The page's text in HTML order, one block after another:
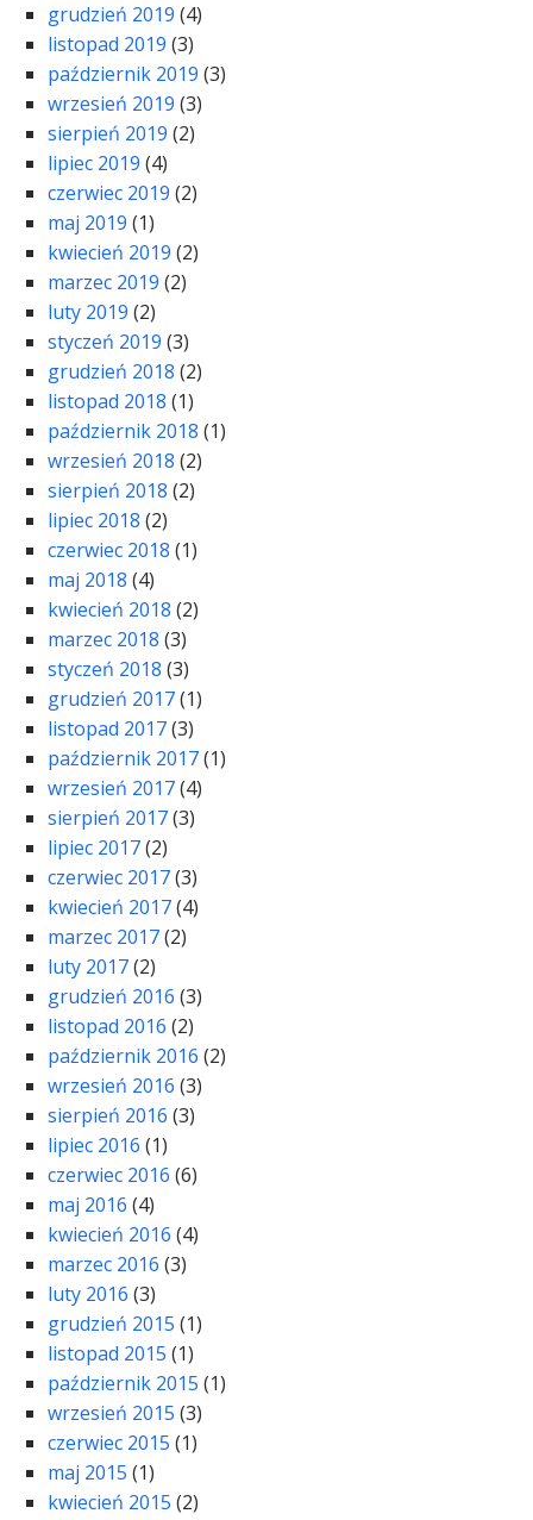
grudzień 2019 (4)
listopad 2019 (3)
październik 2019 (3)
wrzesień 2019 (3)
sierpień 2019 (2)
lipiec 2019 (4)
czerwiec 2019 (2)
maj 2019 (1)
kwiecień 2019 (2)
marzec 2019 (2)
luty 2019 (2)
styczeń 2019 (3)
grudzień 2018 (2)
listopad 2018 (1)
październik 2018 (1)
wrzesień 2018 (2)
sierpień 2018 (2)
lipiec 2018 (2)
czerwiec 2018 (1)
maj 2018 (4)
kwiecień 2018 (2)
marzec 2018 (3)
styczeń 2018 (3)
grudzień 2017(1)
listopad 2017(3)
październik 2017(1)
wrzesień 2017(4)
sierpień 2017(3)
lipiec 2017(2)
czerwiec 2017(3)
kwiecień 2017(4)
marzec 2017(2)
luty 2017(2)
grudzień 2016 (3)
listopad 2016 (2)
październik 2016 (2)
wrzesień 2016 (3)
sierpień 2016 (3)
lipiec 2016 (1)
czerwiec 2016 (6)
maj 2016 (4)
kwiecień 2016 (4)
marzec 2016 (3)
luty 2016 (3)
grudzień 2015 (1)
listopad 2015 (1)
październik 2015 (1)
wrzesień 2015 (3)
czerwiec 2015 (1)
maj 2015 (1)
kwiecień 2015 (2)